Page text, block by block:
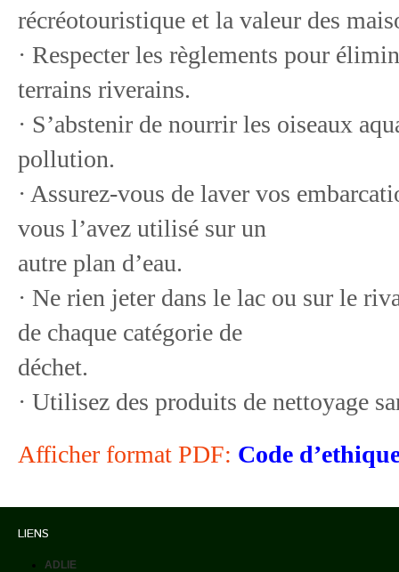
récréotouristique et la valeur des
· Respecter les règlements pour
terrains riverains.
· S’abstenir de nourrir les oiseaux
pollution.
· Assurez-vous de laver vos
vous l’avez utilisé sur un
autre plan d’eau.
· Ne rien jeter dans le lac ou sur le
de chaque catégorie de
déchet.
· Utilisez des produits de nettoyage
Afficher format PDF: Code
LIENS
ADLIE